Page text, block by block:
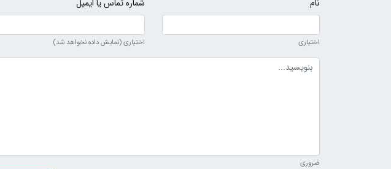
اختیاری اختیاری (نمایش داده نخواهد شد)
متن دیدگاه
ضروری